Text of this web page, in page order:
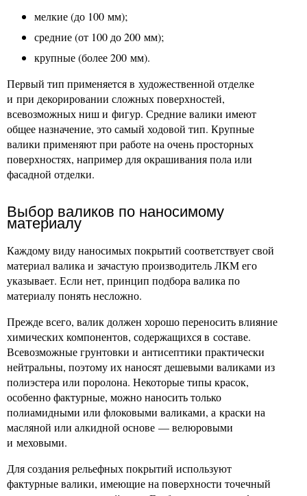
мелкие (до 100 мм);
средние (от 100 до 200 мм);
крупные (более 200 мм).
Первый тип применяется в художественной отделке
и при декорировании сложных поверхностей,
всевозможных ниш и фигур. Средние валики имеют
общее назначение, это самый ходовой тип. Крупные
валики применяют при работе на очень просторных
поверхностях, например для окрашивания пола или
фасадной отделки.
Выбор валиков по наносимому
материалу
Каждому виду наносимых покрытий соответствует свой
материал валика и зачастую производитель ЛКМ его
указывает. Если нет, принцип подбора валика по
материалу понять несложно.
Прежде всего, валик должен хорошо переносить влияние
химических компонентов, содержащихся в составе.
Всевозможные грунтовки и антисептики практически
нейтральны, поэтому их наносят дешевыми валиками из
полиэстера или поролона. Некоторые типы красок,
особенно фактурные, можно наносить только
полиамидными или флоковыми валиками, а краски на
масляной или алкидной основе — велюровыми
и меховыми.
Для создания рельефных покрытий используют
фактурные валики, имеющие на поверхности точечный